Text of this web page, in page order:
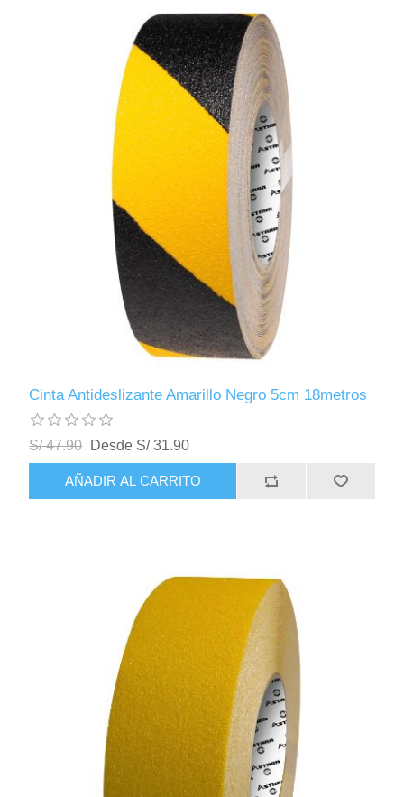
Cinta Antideslizante Amarillo Negro 5cm 18metros
S/ 47.90 Desde S/ 31.90
AÑADIR AL CARRITO